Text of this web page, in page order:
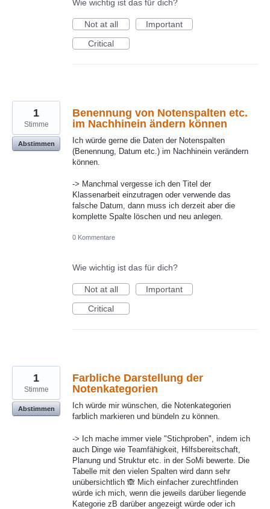
Wie wichtig ist das für dich?
Not at all
Important
Critical
Benennung von Notenspalten etc.
im Nachhinein ändern können
Ich würde gerne die Daten der Notenspalten
(Benennung, Datum etc.) im Nachhinein verändern
können.
-> Manchmal vergesse ich den Titel der
Klassenarbeit einzutragen oder verwende das
falsche Datum, dann muss ich derzeit aber die
komplette Spalte löschen und neu anlegen.
1
Stimme
Abstimmen
0 Kommentare
Wie wichtig ist das für dich?
Not at all
Important
Critical
Farbliche Darstellung der
Notenkategorien
Ich würde mir wünschen, die Notenkategorien
farblich markieren und bündeln zu können.
-> Ich mache immer viele "Stichproben", indem ich
auch Dinge wie Teamfähigkeit, Hilfsbereitschaft,
Planung und Struktur etc. in der SoMi bewerte. Die
Tabelle mit den vielen Spalten wird dann sehr
unübersichtlich 🙈 Mich einfacher zurechtfinden
würde ich mich, wenn die jeweils darüber liegende
Kategorie zB darüber angezeigt würde oder ich
1
Stimme
Abstimmen